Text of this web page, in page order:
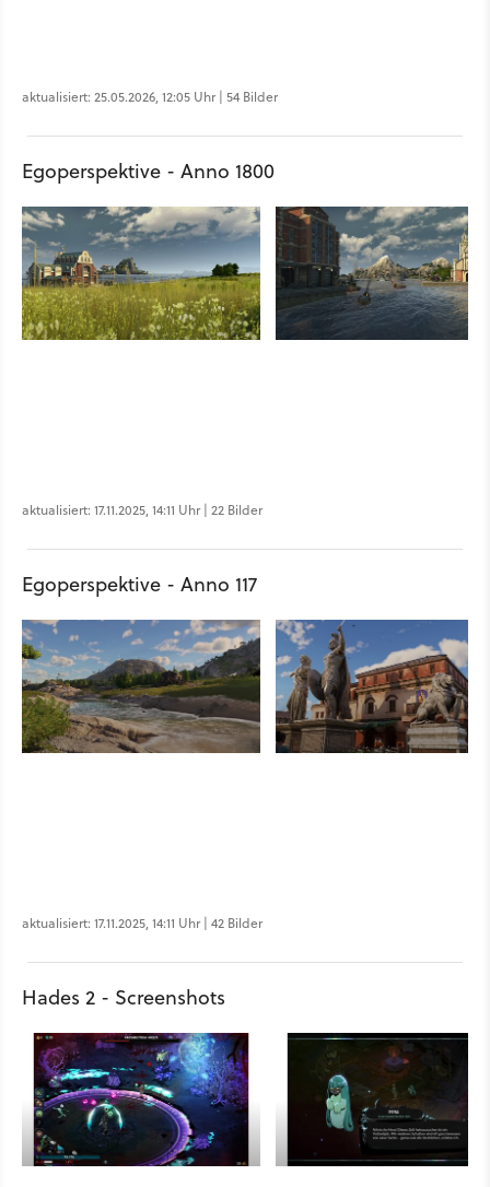
aktualisiert: 25.05.2026, 12:05 Uhr | 54 Bilder
Egoperspektive - Anno 1800
aktualisiert: 17.11.2025, 14:11 Uhr | 22 Bilder
Egoperspektive - Anno 117
aktualisiert: 17.11.2025, 14:11 Uhr | 42 Bilder
Hades 2 - Screenshots